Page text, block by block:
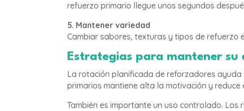
refuerzo primario llegue unos segundos
5. Mantener variedad
Cambiar sabores, texturas y tipos de refuerzo
Estrategias para mantener su
La rotación planificada de reforzadores
primarios mantiene alta la motivación y reduce
También es importante un uso controlado.